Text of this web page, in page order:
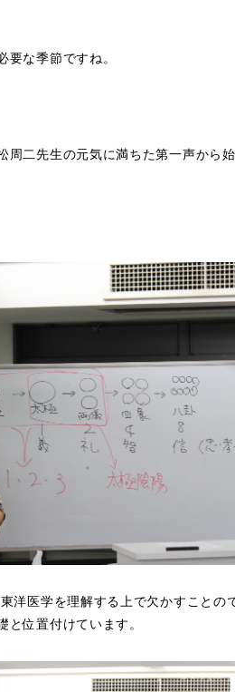
な季節ですね。
周二先生の元気に満ちた第一声から
洋医学を理解する上で欠かすことの
と位置付けています。